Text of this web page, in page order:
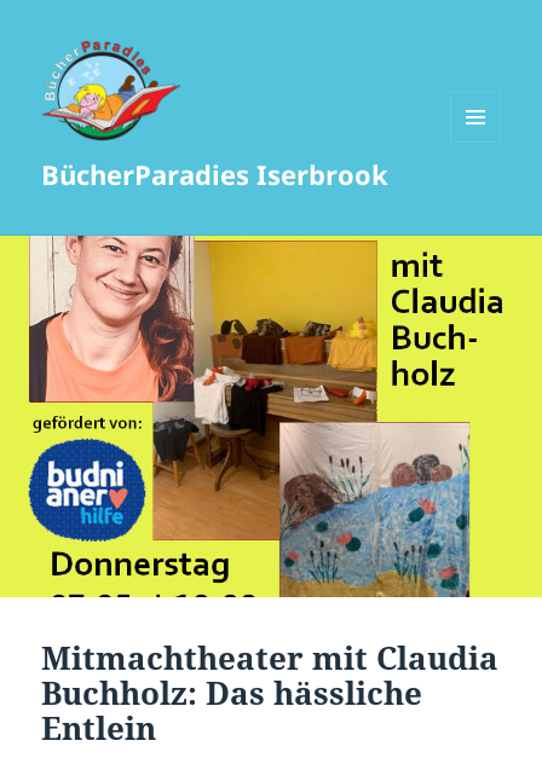
BücherParadies Iserbrook
Mitmachtheater mit Claudia
Buchholz: Das hässliche
Entlein